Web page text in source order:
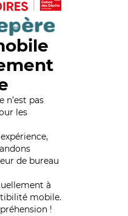
n’est pas
les
de bureau
à
mobile.
!